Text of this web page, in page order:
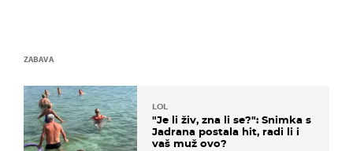
ZABAVA
LOL
"Je li živ, zna li se?": Snimka s
Jadrana postala hit, radi li i
vaš muž ovo?